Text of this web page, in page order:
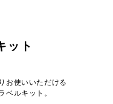
ット
お使いいただける
ベルキット。